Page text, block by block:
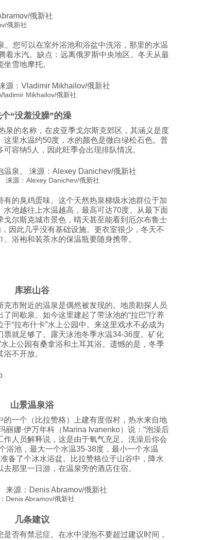
俄新社
。您可以在室外浴池和浴盆中洗浴，那里的水温
着水汽。缺点：远离俄罗斯中央地区。冬天从最
雪地摩托。
Mikhailov/俄新社
“没羞没臊”的澡
泉的名称，在皮亚季戈尔斯克郊区，其涵义是度
这里水温约50度，水的颜色是微白绿松石色。普
容纳5人，因此旺季会出现排队情况。
涞源：Alexey Danichev/俄新社
有的臭鸡蛋味。这个天然热泉梯级水池群位于加
水池越往上水温越高，最高可达70度。从最下面
戈尔斯克城市景色，晴天甚至能看到厄尔布鲁士
因此几乎没有基础设施。更衣室很少，冬天不
浴袍和装茶水的保温瓶要随身携带。
库班山谷
克市附近的温泉是偶然被发现的。地质勘探人员
间歇泉。如今这里建起了带泳池的“拉巴”疗养
“拉布什卡”水上公园中。来这里戏水不必成为
票就足够了。露天泳池冬季水温34-36度。矿化
上公园有桑拿浴和土耳其浴。遗憾的是，冬季
不开放。
山景温泉浴
的一个（比拉赞格）上建有度假村，热水来自地
丽娜·伊万年科（Marina Ivanenko）说：“泡澡后
作人员解释说，这是由于氧气充足。洗澡后你会
浴池，最大一个水温35-38度，最小一个水温
备了个冰水浴盆。比拉赞格位于山谷中，降水
那里一日游，在温泉旁的酒店住宿。
Denis Abramov/俄新社
几条建议
否有禁忌症。在水中浸泡不要超过建议时间，